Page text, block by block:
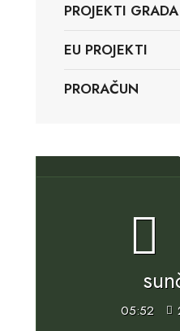
PROJEKTI
EU PROJEKTI
PRORAČUN
05:52